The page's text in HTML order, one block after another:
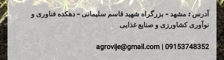
آدرس : مشهد - بزرگراه شهید قاسم سلیمانی - دهکده فناوری و
نوآوری کشاورزی و صنایع غذایی
agrovije@gmail.com| 09153748352